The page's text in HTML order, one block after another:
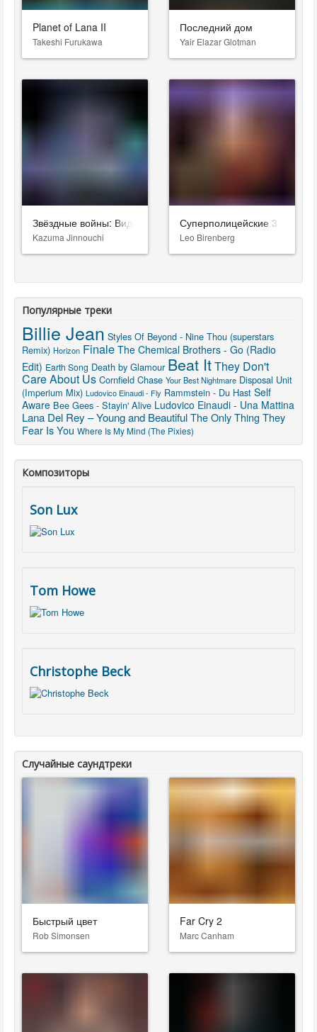
Planet of Lana II
Takeshi Furukawa
Последний дом
Yair Elazar Glotman
Звёздные войны: Видения. Девятый джедай
Kazuma Jinnouchi
Суперполицейские 3
Leo Birenberg
Популярные треки
Billie Jean Styles Of Beyond - Nine Thou (superstars
Remix) Horizon Finale The Chemical Brothers - Go (Radio
Edit) Earth Song Death by Glamour Beat ItThey Don't
Care About Us Cornfield Chase Your Best Nightmare Disposal Unit
(Imperium Mix) Ludovico Einaudi - Fly Rammstein - Du Hast Self
Aware Bee Gees - Stayin' Alive Ludovico Einaudi - Una Mattina
Lana Del Rey – Young and BeautifulThe Only Thing They
Fear Is You Where Is My Mind (The Pixies)
Композиторы
Son Lux
Tom Howe
Christophe Beck
Случайные саундтреки
Быстрый цвет
Rob Simonsen
Far Cry 2
Marc Canham